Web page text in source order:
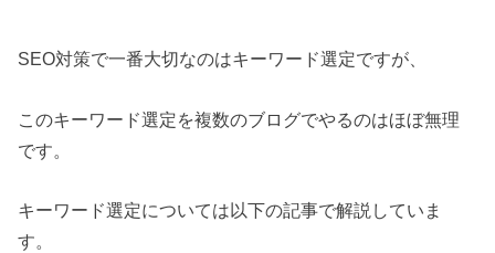
SEO対策で一番大切なのはキーワード選定ですが、
このキーワード選定を複数のブログでやるのはほぼ無理
です。
キーワード選定については以下の記事で解説していま
す。